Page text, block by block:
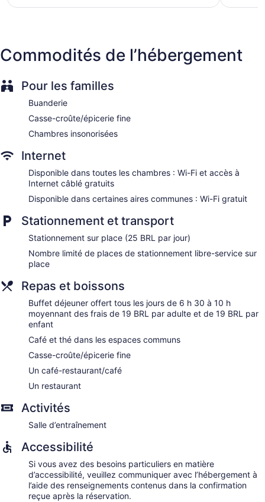
La salle de bain comprend : douche. Les clients peuvent
69 $ CA
Commodités de l’hébergement
Pour les familles
Buanderie
Casse-croûte/épicerie fine
Chambres insonorisées
Internet
Disponible dans toutes les chambres : Wi-Fi et accès à
Internet câblé gratuits
Disponible dans certaines aires communes : Wi-Fi gratuit
Stationnement et transport
Stationnement sur place (25 BRL par jour)
Nombre limité de places de stationnement libre-service sur
place
Repas et boissons
Buffet déjeuner offert tous les jours de 6 h 30 à 10 h
moyennant des frais de 19 BRL par adulte et de 19 BRL par
enfant
Café et thé dans les espaces communs
Casse-croûte/épicerie fine
Un café-restaurant/café
Un restaurant
Activités
Salle d’entraînement
Accessibilité
Si vous avez des besoins particuliers en matière
d’accessibilité, veuillez communiquer avec l’hébergement à
l’aide des renseignements contenus dans la confirmation
reçue après la réservation.